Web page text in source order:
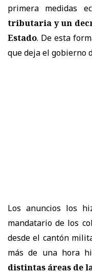
primera medidas
tributaria y un
Estado. De esta
que deja el gobierno
Los anuncios los
mandatario de los
desde el cantón
más de una hora
distintas áreas de